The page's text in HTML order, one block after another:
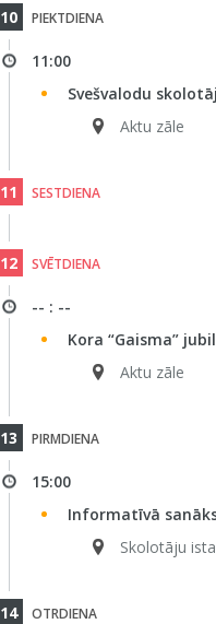
10 PIEKTDIENA
11:00
Svešvalodu
Aktu zāle
11 SESTDIENA
12 SVĒTDIENA
-- : --
Kora “Gaisma”
Aktu zāle
13 PIRMDIENA
15:00
Informatīvā
Skolotāju
14 OTRDIENA